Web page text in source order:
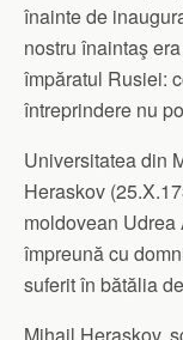
înainte de
nostru înaintaş
împăratul Rusiei:
întreprindere nu
Universitatea din
Heraskov
moldovean
împreună cu
suferit în bătălia